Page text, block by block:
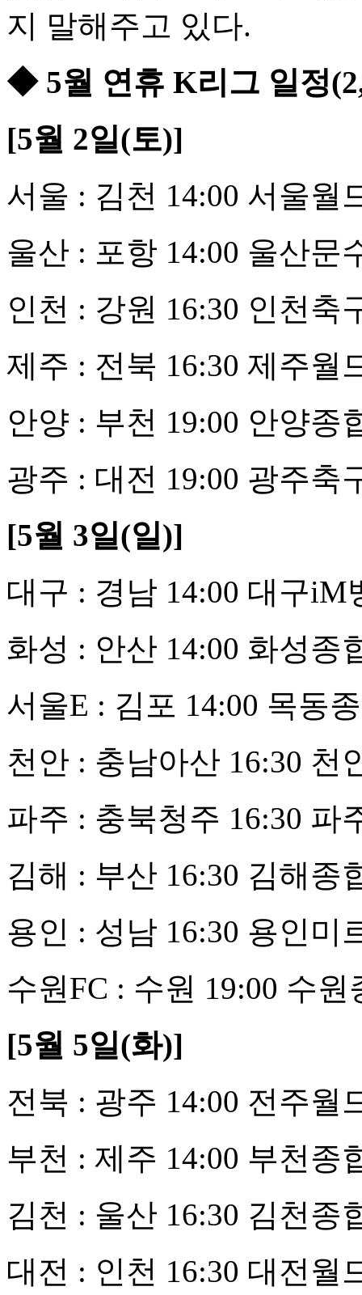
지 말해주고 있다.
◆ 5월 연휴 K리그 일정
[5월 2일(토)]
서울 : 김천 14:00 서울월
울산 : 포항 14:00 울산문
인천 : 강원 16:30 인천축
제주 : 전북 16:30 제주월
안양 : 부천 19:00 안양종
광주 : 대전 19:00 광주축
[5월 3일(일)]
대구 : 경남 14:00 대구iM
화성 : 안산 14:00 화성종
서울E : 김포 14:00 목동
천안 : 충남아산 16:30 천
파주 : 충북청주 16:30 파
김해 : 부산 16:30 김해종
용인 : 성남 16:30 용인미
수원FC : 수원 19:00 수
[5월 5일(화)]
전북 : 광주 14:00 전주월
부천 : 제주 14:00 부천종
김천 : 울산 16:30 김천종
대전 : 인천 16:30 대전월